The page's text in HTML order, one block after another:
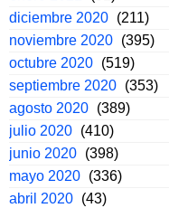
diciembre 2020 (211)
noviembre 2020 (395)
octubre 2020 (519)
septiembre 2020 (353)
agosto 2020 (389)
julio 2020 (410)
junio 2020 (398)
mayo 2020 (336)
abril 2020 (43)